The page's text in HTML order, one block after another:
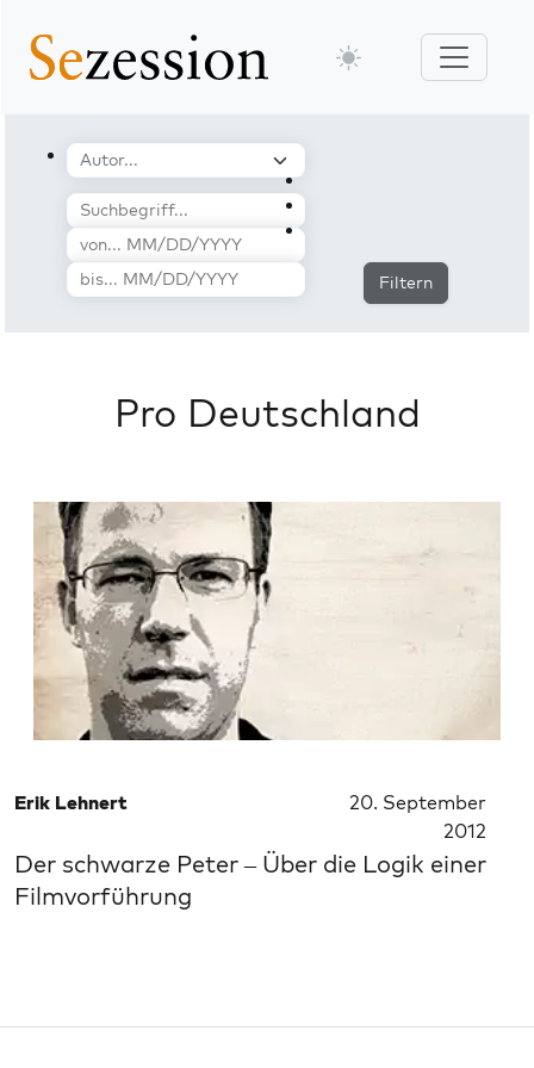
Filtern
Pro Deutschland
Erik Lehnert
20. September
2012
Der schwarze Peter – Über die Logik einer
Filmvorführung